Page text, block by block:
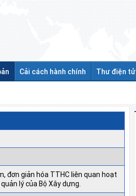
Cải cách hành chính Thư điện tử
đơn giản hóa TTHC liên quan hoạt
lý của Bộ Xây dựng.